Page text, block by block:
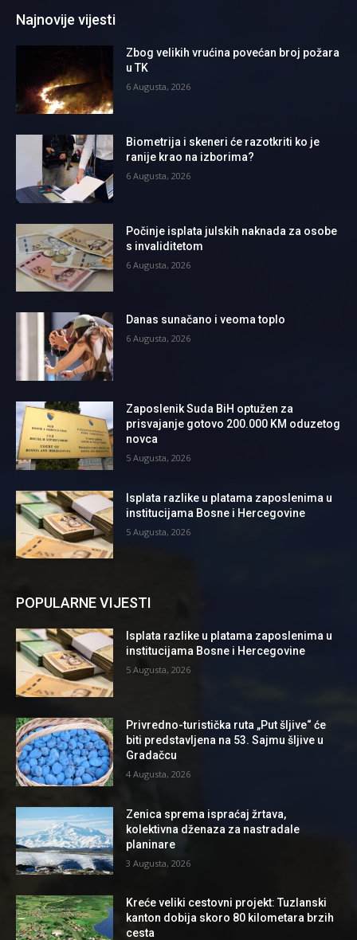
Najnovije vijesti
Zbog velikih vrućina povećan broj požara
u TK
6 Augusta, 2026
Biometrija i skeneri će razotkriti ko je
ranije krao na izborima?
6 Augusta, 2026
Počinje isplata julskih naknada za osobe
s invaliditetom
6 Augusta, 2026
Danas sunačano i veoma toplo
6 Augusta, 2026
Zaposlenik Suda BiH optužen za
prisvajanje gotovo 200.000 KM oduzetog
novca
5 Augusta, 2026
Isplata razlike u platama zaposlenima u
institucijama Bosne i Hercegovine
5 Augusta, 2026
POPULARNE VIJESTI
Isplata razlike u platama zaposlenima u
institucijama Bosne i Hercegovine
5 Augusta, 2026
Privredno-turistička ruta „Put šljive“ će
biti predstavljena na 53. Sajmu šljive u
Gradačcu
4 Augusta, 2026
Zenica sprema ispraćaj žrtava,
kolektivna dženaza za nastradale
planinare
3 Augusta, 2026
Kreće veliki cestovni projekt: Tuzlanski
kanton dobija skoro 80 kilometara brzih
cesta